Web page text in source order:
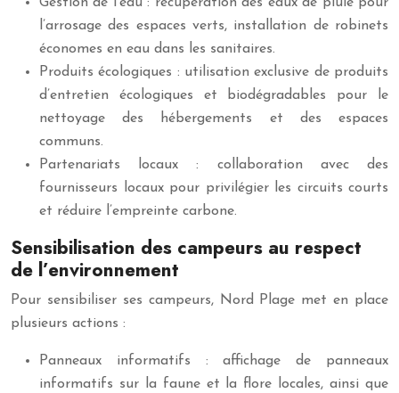
l’arrosage des espaces verts, installation de robinets
économes en eau dans les sanitaires.
Produits écologiques : utilisation exclusive de produits
d’entretien écologiques et biodégradables pour le
nettoyage des hébergements et des espaces
communs.
Partenariats locaux : collaboration avec des
fournisseurs locaux pour privilégier les circuits courts
et réduire l’empreinte carbone.
Sensibilisation des campeurs au respect
de l’environnement
Pour sensibiliser ses campeurs, Nord Plage met en place
plusieurs actions :
Panneaux informatifs : affichage de panneaux
informatifs sur la faune et la flore locales, ainsi que